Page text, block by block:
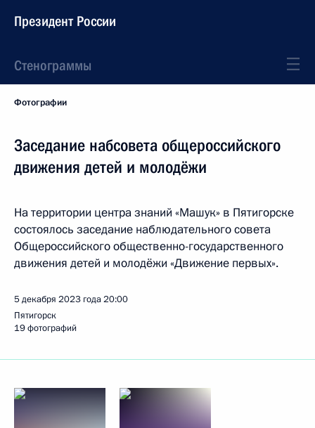
Президент России
Стенограммы
Фотографии
Заседание набсовета общероссийского
движения детей и молодёжи
На территории центра знаний «Машук» в Пятигорске
состоялось заседание наблюдательного совета
Общероссийского общественно-государственного
движения детей и молодёжи «Движение первых».
5 декабря 2023 года20:00
Пятигорск
19 фотографий